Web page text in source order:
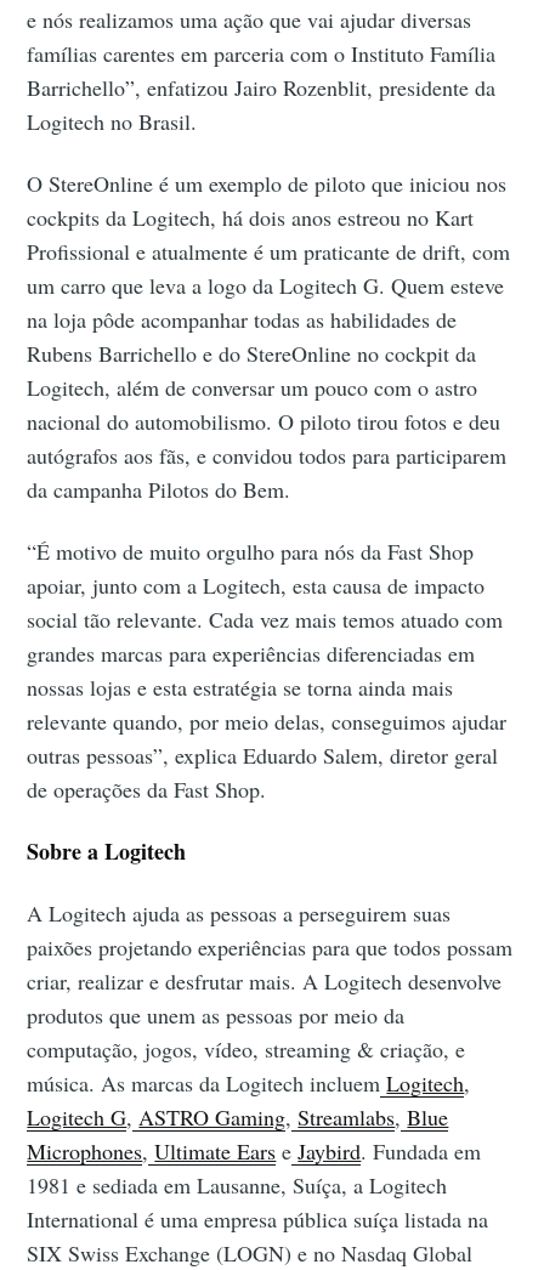
e nós realizamos uma ação que vai ajudar diversas
famílias carentes em parceria com o Instituto Família
Barrichello”, enfatizou Jairo Rozenblit, presidente da
Logitech no Brasil.
O StereOnline é um exemplo de piloto que iniciou nos
cockpits da Logitech, há dois anos estreou no Kart
Profissional e atualmente é um praticante de drift, com
um carro que leva a logo da Logitech G. Quem esteve
na loja pôde acompanhar todas as habilidades de
Rubens Barrichello e do StereOnline no cockpit da
Logitech, além de conversar um pouco com o astro
nacional do automobilismo. O piloto tirou fotos e deu
autógrafos aos fãs, e convidou todos para participarem
da campanha Pilotos do Bem.
“É motivo de muito orgulho para nós da Fast Shop
apoiar, junto com a Logitech, esta causa de impacto
social tão relevante. Cada vez mais temos atuado com
grandes marcas para experiências diferenciadas em
nossas lojas e esta estratégia se torna ainda mais
relevante quando, por meio delas, conseguimos ajudar
outras pessoas”, explica Eduardo Salem, diretor geral
de operações da Fast Shop.
Sobre a Logitech
A Logitech ajuda as pessoas a perseguirem suas
paixões projetando experiências para que todos possam
criar, realizar e desfrutar mais. A Logitech desenvolve
produtos que unem as pessoas por meio da
computação, jogos, vídeo, streaming & criação, e
música. As marcas da Logitech incluem Logitech,
Logitech G, ASTRO Gaming, Streamlabs, Blue
Microphones, Ultimate Ears e Jaybird. Fundada em
1981 e sediada em Lausanne, Suíça, a Logitech
International é uma empresa pública suíça listada na
SIX Swiss Exchange (LOGN) e no Nasdaq Global